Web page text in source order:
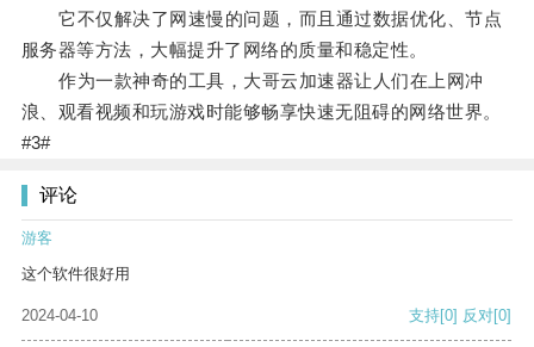
它不仅解决了网速慢的问题，而且通过数据优化、节点
服务器等方法，大幅提升了网络的质量和稳定性。
作为一款神奇的工具，大哥云加速器让人们在上网冲
浪、观看视频和玩游戏时能够畅享快速无阻碍的网络世界。
#3#
评论
游客
这个软件很好用
2024-04-10 支持[0] 反对[0]